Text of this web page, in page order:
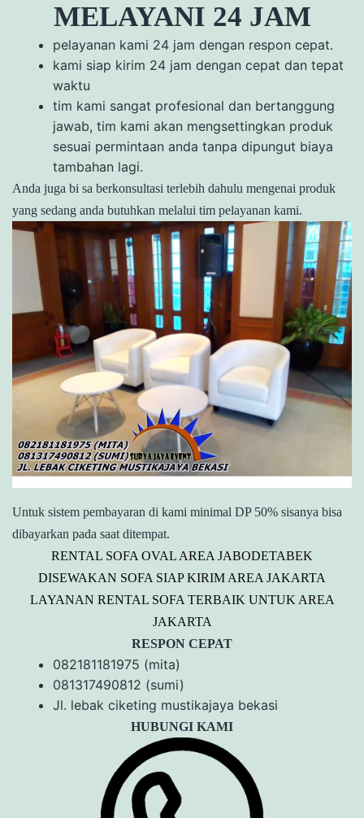
MELAYANI 24 JAM
pelayanan kami 24 jam dengan respon cepat.
kami siap kirim 24 jam dengan cepat dan tepat
waktu
tim kami sangat profesional dan bertanggung
jawab, tim kami akan mengsettingkan produk
sesuai permintaan anda tanpa dipungut biaya
tambahan lagi.
Anda juga bi sa berkonsultasi terlebih dahulu mengenai produk
yang sedang anda butuhkan melalui tim pelayanan kami.
Untuk sistem pembayaran di kami minimal DP 50% sisanya bisa
dibayarkan pada saat ditempat.
RENTAL SOFA OVAL AREA JABODETABEK
DISEWAKAN SOFA SIAP KIRIM AREA JAKARTA
LAYANAN RENTAL SOFA TERBAIK UNTUK AREA
JAKARTA
RESPON CEPAT
082181181975 (mita)
081317490812 (sumi)
Jl. lebak ciketing mustikajaya bekasi
HUBUNGI KAMI